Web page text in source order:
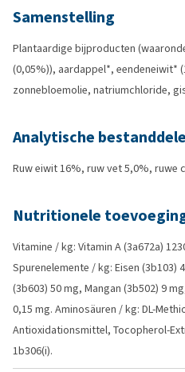
Samenstelling
Plantaardige bijproducten
(0,05%)), aardappel*, eendeneiwit*
zonnebloemolie, natriumchloride,
Analytische
Ruw eiwit 16%, ruw vet 5,0%, ruwe
Nutritionele
Vitamine / kg: Vitamin A (3a672a)
Spurenelemente / kg: Eisen (3b103)
(3b603) 50 mg, Mangan (3b502) 9
0,15 mg. Aminosäuren / kg: DL-
Antioxidationsmittel, Tocopherol-
1b306(i).